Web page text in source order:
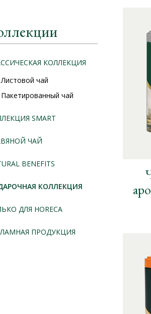
КОЛЛЕКЦИЯ
Листовой чай
Пакетированный чай
SMART
ЧАЙ
BENEFITS
КОЛЛЕКЦИЯ
ДЛЯ HORECA
ПРОДУКЦИЯ